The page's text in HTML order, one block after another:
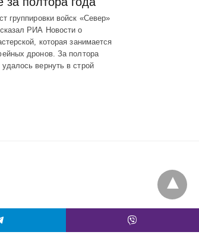
группировки войск «Север»
РИА Новости о
которая занимается
дронов. За полтора
вернуть в строй